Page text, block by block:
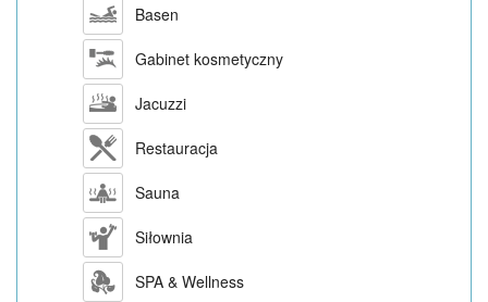
Basen
Gabinet kosmetyczny
Jacuzzi
Restauracja
Sauna
Siłownia
SPA & Wellness